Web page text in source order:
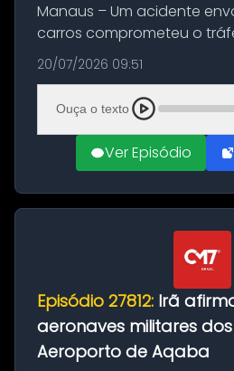
Manaus – Um acidente
carros comprometeu o
Brasil durante a manhã
(20), em frente ao
Manaus, na Zona Oeste. A
20/07/2026 09:51
Ouça o texto
Ver Episódio
Episódio 27812: Irã
aeronaves militares dos
Aeroporto de Aqaba